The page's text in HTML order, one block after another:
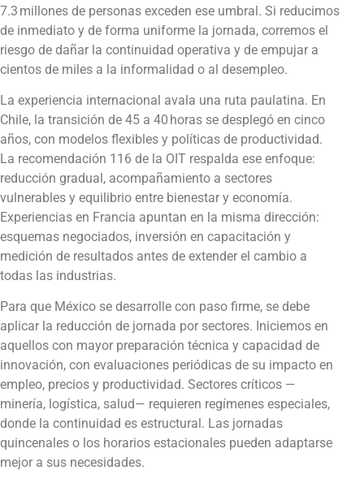
7.3 millones de personas exceden ese umbral. Si reducimos
de inmediato y de forma uniforme la jornada, corremos el
riesgo de dañar la continuidad operativa y de empujar a
cientos de miles a la informalidad o al desempleo.
La experiencia internacional avala una ruta paulatina. En
Chile, la transición de 45 a 40 horas se desplegó en cinco
años, con modelos flexibles y políticas de productividad.
La recomendación 116 de la OIT respalda ese enfoque:
reducción gradual, acompañamiento a sectores
vulnerables y equilibrio entre bienestar y economía.
Experiencias en Francia apuntan en la misma dirección:
esquemas negociados, inversión en capacitación y
medición de resultados antes de extender el cambio a
todas las industrias.
Para que México se desarrolle con paso firme, se debe
aplicar la reducción de jornada por sectores. Iniciemos en
aquellos con mayor preparación técnica y capacidad de
innovación, con evaluaciones periódicas de su impacto en
empleo, precios y productividad. Sectores críticos —
minería, logística, salud— requieren regímenes especiales,
donde la continuidad es estructural. Las jornadas
quincenales o los horarios estacionales pueden adaptarse
mejor a sus necesidades.